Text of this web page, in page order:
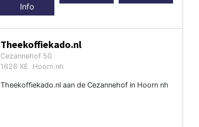
Info
Theekoffiekado.nl
Cezannehof 50
1628 XE Hoorn nh
Theekoffiekado.nl aan de Cezannehof in Hoorn nh